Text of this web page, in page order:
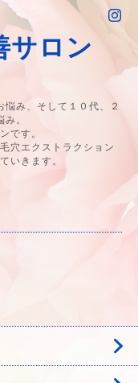
サロン
み、そして１０代、２
。
です。
穴エクストラクション
いきます。